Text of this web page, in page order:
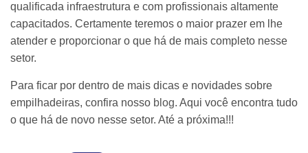
qualificada infraestrutura e com profissionais altamente
capacitados. Certamente teremos o maior prazer em lhe
atender e proporcionar o que há de mais completo nesse
setor.
Para ficar por dentro de mais dicas e novidades sobre
empilhadeiras, confira nosso blog. Aqui você encontra tudo
o que há de novo nesse setor. Até a próxima!!!